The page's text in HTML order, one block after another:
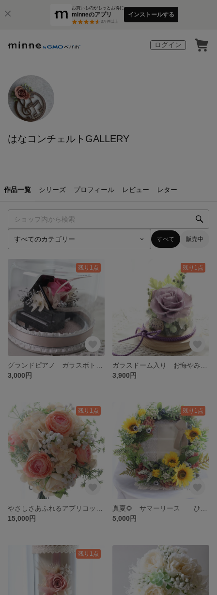
お買いものがもっとお得に
minneのアプリ
3万件以上
インストールする
ログイン
はなコンチェルトGALLERY
作品一覧 シリーズ プロフィール レビュー レター
すべて 販売中
残り1点
3,000円
残り1点
3,900円
残り1点
15,000円
残り1点
5,000円
残り1点